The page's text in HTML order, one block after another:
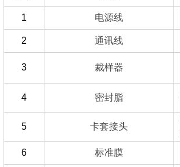
1 电源线
2 通讯线
3 裁样器
4 密封脂
5 卡套接头
6 标准膜